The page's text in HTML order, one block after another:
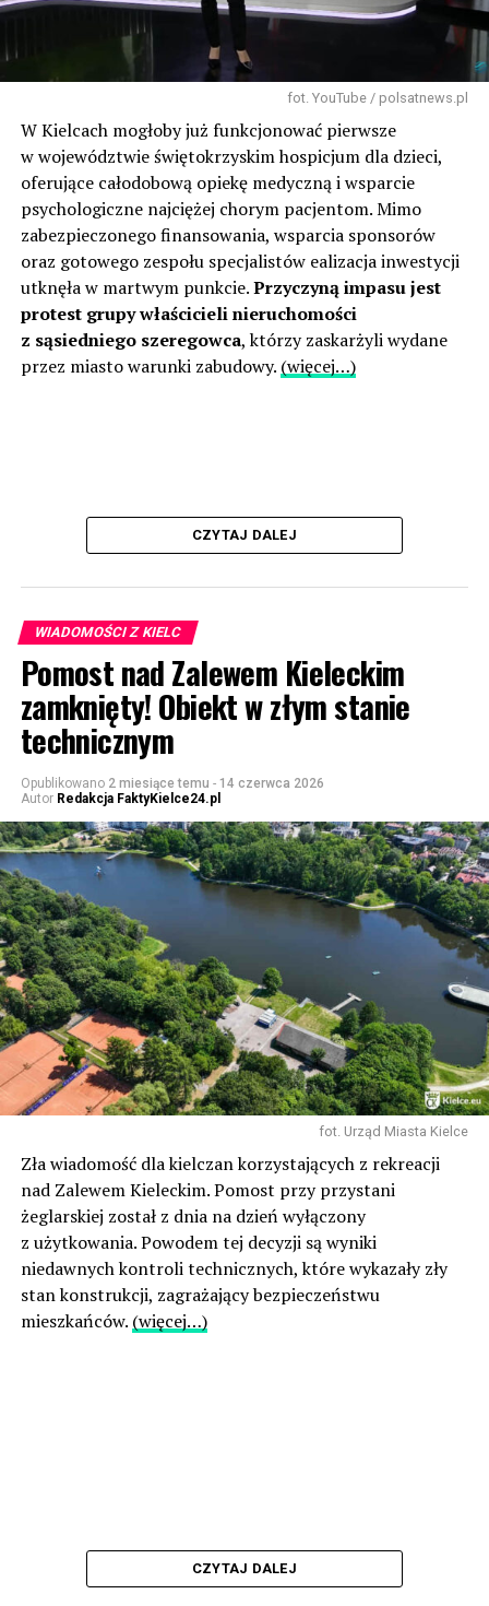
fot. YouTube / polsatnews.pl
W Kielcach mogłoby już funkcjonować pierwsze
w województwie świętokrzyskim hospicjum dla dzieci,
oferujące całodobową opiekę medyczną i wsparcie
psychologiczne najciężej chorym pacjentom. Mimo
zabezpieczonego finansowania, wsparcia sponsorów
oraz gotowego zespołu specjalistów ealizacja inwestycji
utknęła w martwym punkcie.Przyczyną impasu jest
protest grupy właścicieli nieruchomości
z sąsiedniego szeregowca, którzy zaskarżyli wydane
przez miasto warunki zabudowy. (więcej…)
CZYTAJ DALEJ
WIADOMOŚCI Z KIELC
Pomost nad Zalewem Kieleckim
zamknięty! Obiekt w złym stanie
technicznym
Opublikowano 2 miesiące temu - 14 czerwca 2026
Autor Redakcja FaktyKielce24.pl
fot. Urząd Miasta Kielce
Zła wiadomość dla kielczan korzystających z rekreacji
nad Zalewem Kieleckim. Pomost przy przystani
żeglarskiej został z dnia na dzień wyłączony
z użytkowania. Powodem tej decyzji są wyniki
niedawnych kontroli technicznych, które wykazały zły
stan konstrukcji, zagrażający bezpieczeństwu
mieszkańców. (więcej…)
CZYTAJ DALEJ